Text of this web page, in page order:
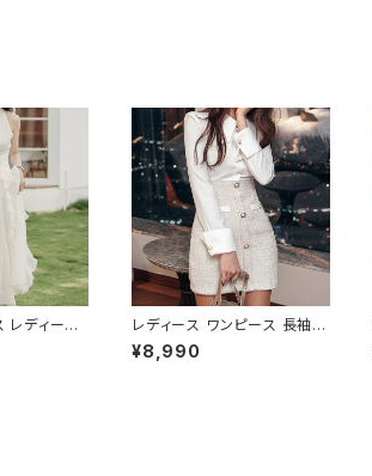
レディース
ネック ノ
Aライン エ
レディース ワンピース 長袖
シャツワンピース ツイード切
替 ミニワンピース 上品 フォー
¥8,990